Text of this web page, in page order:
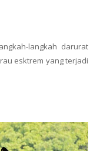
langkah darurat
esktrem yang terjadi